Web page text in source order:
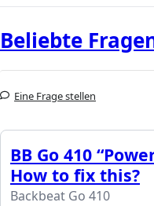
Beliebte
Eine Frage stellen
BB Go 410
How to fix this?
Backbeat Go 410